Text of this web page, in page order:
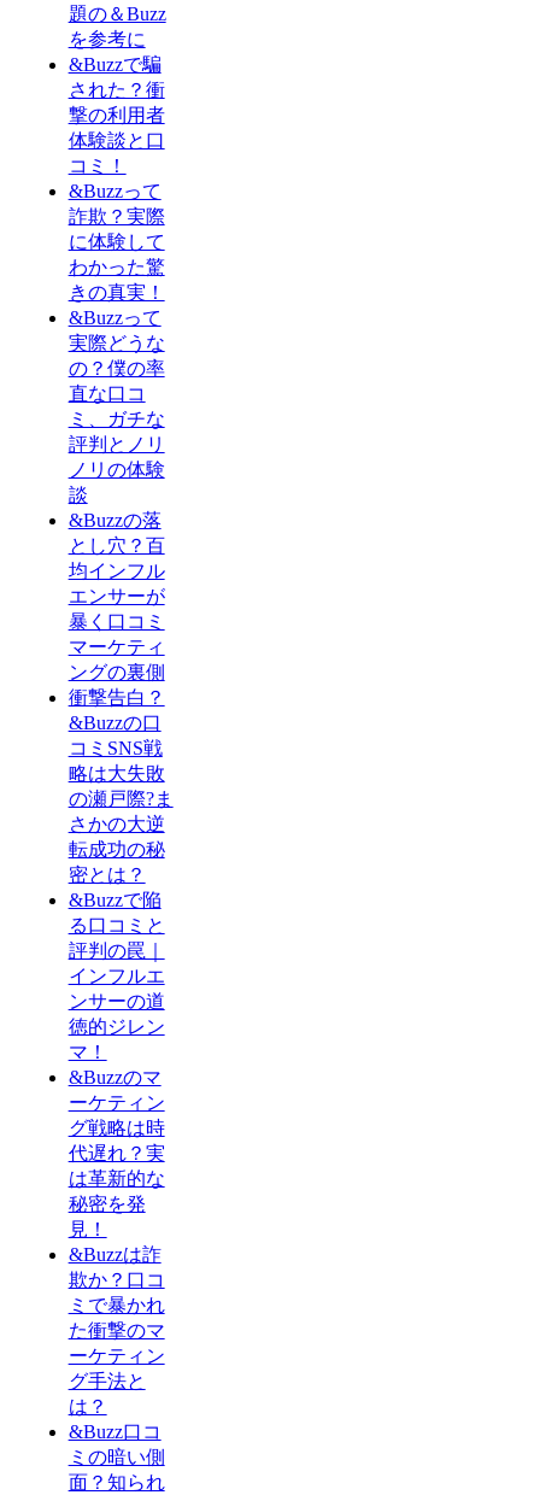
題の＆Buzz
を参考に
&Buzzで騙
された？衝
撃の利用者
体験談と口
コミ！
&Buzzって
詐欺？実際
に体験して
わかった驚
きの真実！
&Buzzって
実際どうな
の？僕の率
直な口コ
ミ、ガチな
評判とノリ
ノリの体験
談
&Buzzの落
とし穴？百
均インフル
エンサーが
暴く口コミ
マーケティ
ングの裏側
衝撃告白？
&Buzzの口
コミSNS戦
略は大失敗
の瀬戸際?ま
さかの大逆
転成功の秘
密とは？
&Buzzで陥
る口コミと
評判の罠｜
インフルエ
ンサーの道
徳的ジレン
マ！
&Buzzのマ
ーケティン
グ戦略は時
代遅れ？実
は革新的な
秘密を発
見！
&Buzzは詐
欺か？口コ
ミで暴かれ
た衝撃のマ
ーケティン
グ手法と
は？
&Buzz口コ
ミの暗い側
面？知られ